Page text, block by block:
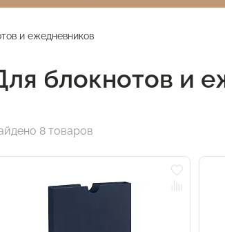
и ежедневников
блокнотов и
8 товаров